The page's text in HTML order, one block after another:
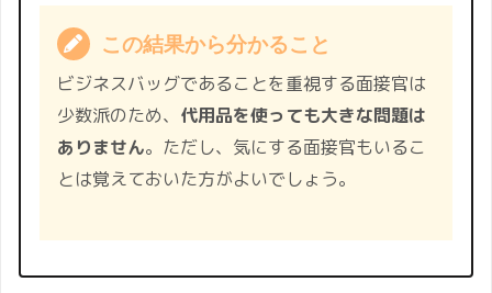
この結果から分かること
ビジネスバッグであることを重視する面接官は
少数派のため、 代用品を使っても大きな問題は
ありません。ただし、気にする面接官もいるこ
とは覚えておいた方がよいでしょう。